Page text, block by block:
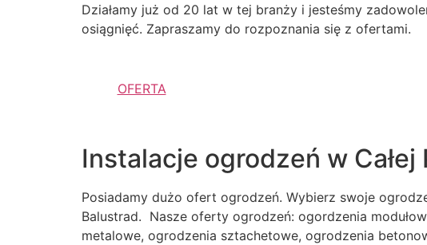
Działamy już od 20 lat w tej branży i jesteśmy
osiągnięć. Zapraszamy do rozpoznania się z ofertami.
OFERTA
Instalacje ogrodzeń w Całej
Posiadamy dużo ofert ogrodzeń. Wybierz swoje
Balustrad. Nasze oferty ogrodzeń: ogordzenia
metalowe, ogrodzenia sztachetowe, ogrodzenia